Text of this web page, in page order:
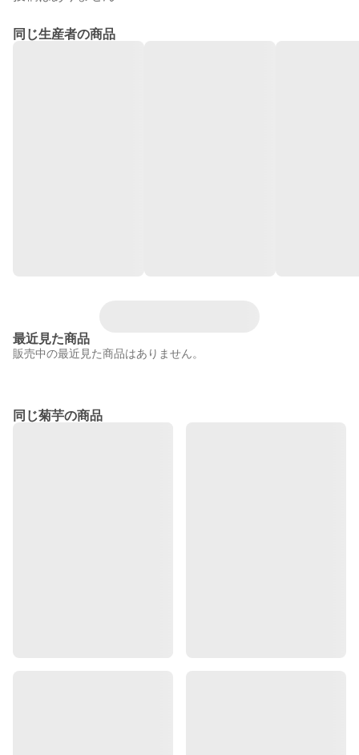
同じ生産者の商品
最近見た商品
販売中の最近見た商品はありません。
同じ菊芋の商品